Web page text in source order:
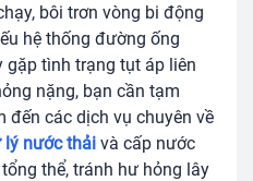
bôi trơn vòng bi động
hệ thống đường ống
gặp tình trạng tụt áp liên
nặng, bạn cần tạm
đến các dịch vụ chuyên về
lý nước thải và cấp nước
thể, tránh hư hỏng lây